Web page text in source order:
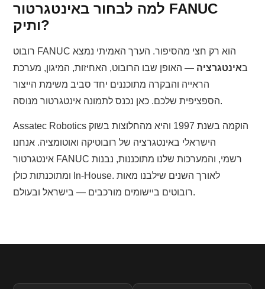
למה לבחור באינטגרטור FANUC
ותיק?
רובוט FANUC הוא רק חצי מהסיפור. הערך האמיתי נמצא
באינטגרציה — האופן שבו הרובוט, האחיזות, המיגון, מערכת
הראייה והבקרה מתוכננים יחד סביב משימת הייצור
הספציפית שלכם. כאן נכנס לתמונה אינטגרטור מנוסה.
Assatec Robotics הוקמה בשנת 1997 והיא מהחלוצות בשוק
הישראלי באינטגרציה של רובוטיקה ואוטומציה. אנחנו
אינטגרטור FANUC רשמי, והמערכות שלנו מתוכננות, נבנות
ומתוכנתות כולן In-House. לאורך השנים שילבנו מאות
רובוטים ביישומים מורכבים — בישראל ובעולם.